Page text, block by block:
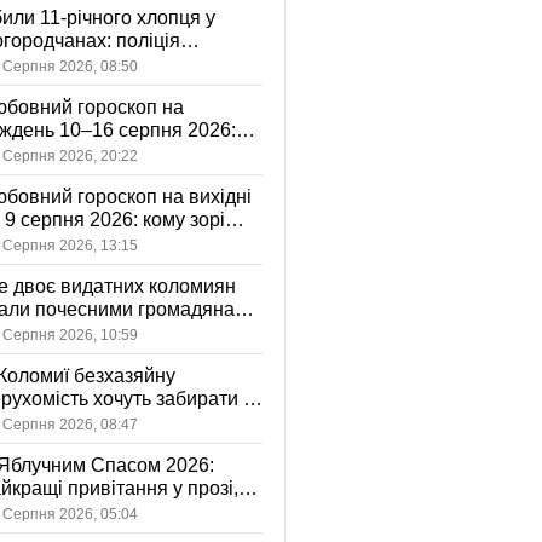
11-річного хлопця у
поліція
обставини ДТП
Серпня 2026, 08:50
гороскоп на
10–16 серпня 2026:
зорі готують у стосунках
знаку
Серпня 2026, 20:22
гороскоп на вихідні
9 серпня 2026: кому зорі
ніжність, а кому —
розмову
Серпня 2026, 13:15
двоє видатних коломиян
почесними громадянами
Серпня 2026, 10:59
безхазяйну
хочуть забирати у
громади: що це
Серпня 2026, 08:47
Спасом 2026:
привітання у прозі,
та картинках
Серпня 2026, 05:04